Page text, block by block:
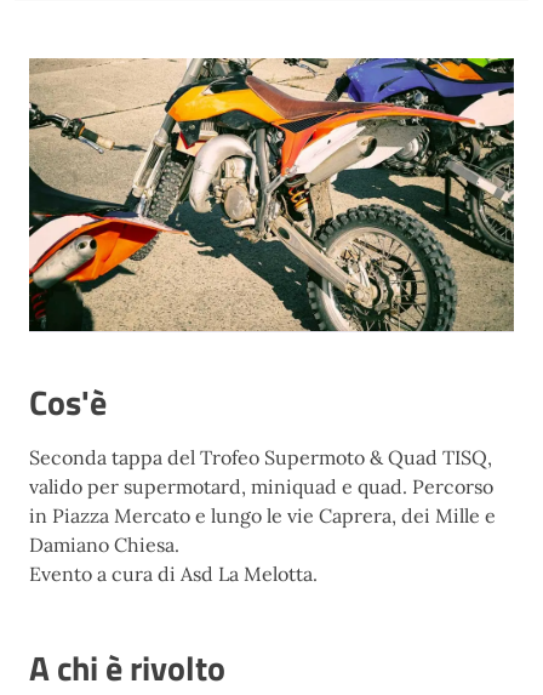
Cos'è
Seconda tappa del Trofeo Supermoto & Quad TISQ,
valido per supermotard, miniquad e quad. Percorso
in Piazza Mercato e lungo le vie Caprera, dei Mille e
Damiano Chiesa.
Evento a cura di Asd La Melotta.
A chi è rivolto